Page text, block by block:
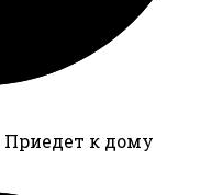
Приедет к дому